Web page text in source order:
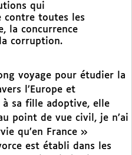
qui
contre toutes les
la concurrence
corruption.
voyage pour étudier la
l’Europe et
à sa fille adoptive, elle
point de vue civil, je n’ai
qu’en France »
est établi dans les